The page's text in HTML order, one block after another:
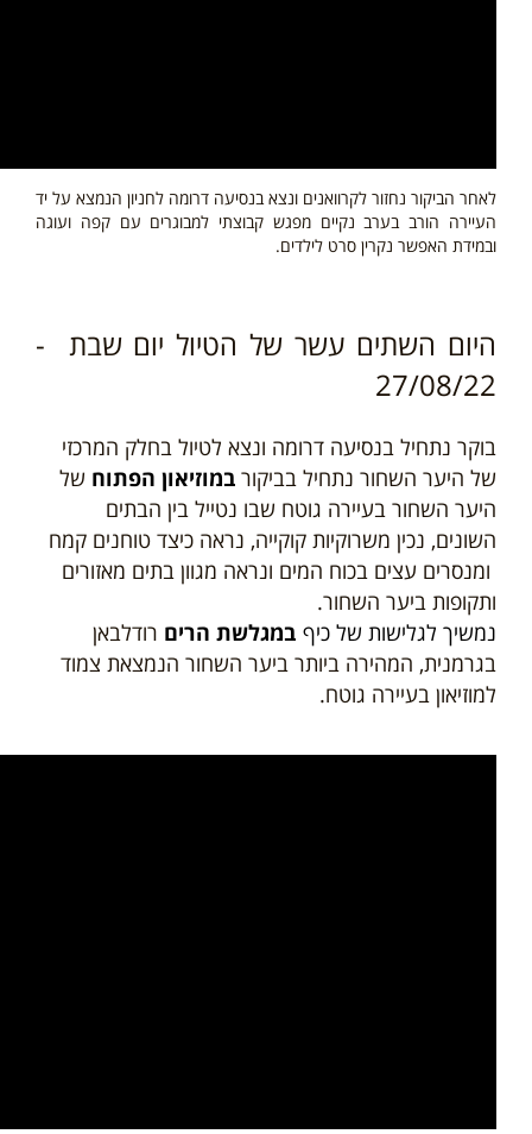
לאחר הביקור נחזור לקרוואנים ונצא בנסיעה דרומה לחניון הנמצא על יד
העיירה הורב בערב נקיים מפגש קבוצתי למבוגרים עם קפה ועוגה
ובמידת האפשר נקרין סרט לילדים.
היום השתים עשר של הטיול יום שבת -
27/08/22
בוקר נתחיל בנסיעה דרומה ונצא לטיול בחלק המרכזי
של היער השחור נתחיל בביקור במוזיאון הפתוח של
היער השחור בעיירה גוטח שבו נטייל בין הבתים
השונים, נכין משרוקיות קוקייה, נראה כיצד טוחנים קמח
ומנסרים עצים בכוח המים ונראה מגוון בתים מאזורים
ותקופות ביער השחור.
נמשיך לגלישות של כיף במגלשת הרים רודלבאן
בגרמנית, המהירה ביותר ביער השחור הנמצאת צמוד
למוזיאון בעיירה גוטח.